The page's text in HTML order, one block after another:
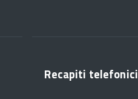
Recapiti telefonici